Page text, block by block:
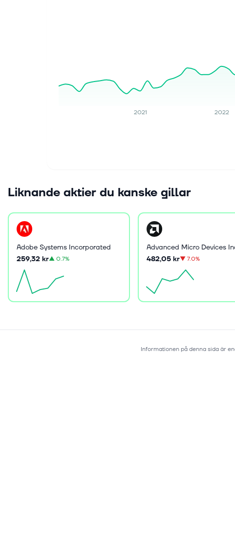
2021 2022
Liknande aktier du kanske gillar
Adobe Systems Incorporated
259,32 kr▲0.7%
Advanced Micro Devices
482,05 kr▼ 7.0%
Informationen på denna sida är